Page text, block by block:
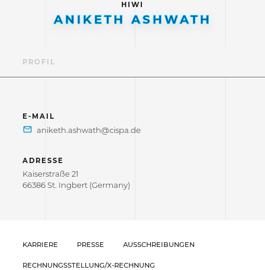
HIWI
ANIKETH ASHWATH
PROFIL
E-MAIL
ADRESSE
Kaiserstraße 21
66386 St. Ingbert (Germany)
KARRIERE PRESSE AUSSCHREIBUNGEN
RECHNUNGSSTELLUNG/X-RECHNUNG